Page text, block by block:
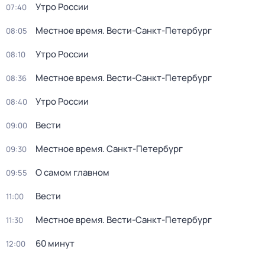
07:40 Утро России
08:05 Местное время. Вести-Санкт-Петербург
08:10 Утро России
08:36 Местное время. Вести-Санкт-Петербург
08:40 Утро России
09:00 Вести
09:30 Местное время. Санкт-Петербург
09:55 О самом главном
11:00 Вести
11:30 Местное время. Вести-Санкт-Петербург
12:00 60 минут